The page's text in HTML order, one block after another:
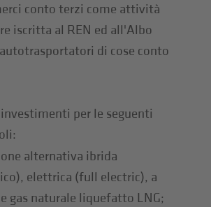
conto terzi come attività
iscritta al REN ed all'Albo
di cose conto
per le seguenti
alternativa ibrida
elettrica (full electric), a
gas naturale liquefatto LNG;